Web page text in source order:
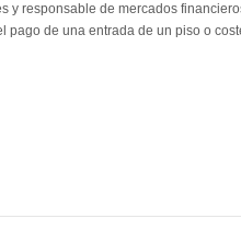
y responsable de mercados
pago de una entrada de un piso o